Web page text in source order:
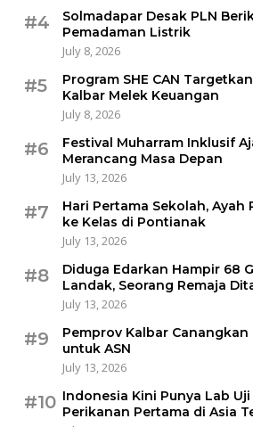
#4
Solmadapar Desak PLN
Pemadaman Listrik
July 8, 2026
#5
Program SHE CAN
Kalbar Melek Keuangan
July 8, 2026
#6
Festival Muharram Inklusif
Merancang Masa Depan
July 13, 2026
#7
Hari Pertama Sekolah, Ayah
ke Kelas di Pontianak
July 13, 2026
#8
Diduga Edarkan Hampir 68
Landak, Seorang Remaja
July 13, 2026
#9
Pemprov Kalbar Canangkan
untuk ASN
July 13, 2026
#10 Indonesia Kini Punya Lab
Perikanan Pertama di Asia